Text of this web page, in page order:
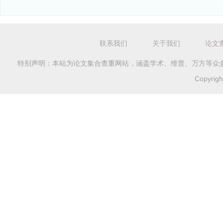
联系我们 关于我们 论文
特别声明：本站为论文集合查重网站，涵盖学术、维普、万方等